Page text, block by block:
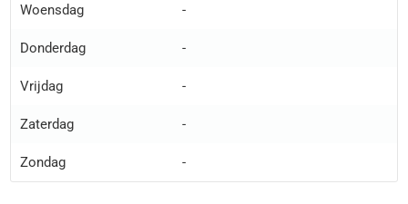
Woensdag -
Donderdag -
Vrijdag -
Zaterdag -
Zondag -